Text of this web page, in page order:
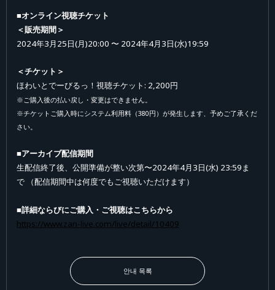
■オンライン視聴チケット
＜販売期間＞
2024年3月25日(月)20:00 〜 2024年4月3日(水)19:59
＜チケット＞
ほわいとでーびるっ！視聴チケット: 2,200円
※ご購入後の払い戻し・変更はできません。
※チケットご購入時にシステム利用料（380円）が発生します、予めご了承くだ
さい。
■アーカイブ配信期間
生配信終了後、公開準備が整い次第〜2024年4月3日(水) 23:59ま
で （配信期間中は何度でもご視聴いただけます）
■詳細ならびにご購入・ご視聴はこちらから
https://www.zan-live.com/live/detail/10409
안내 목록